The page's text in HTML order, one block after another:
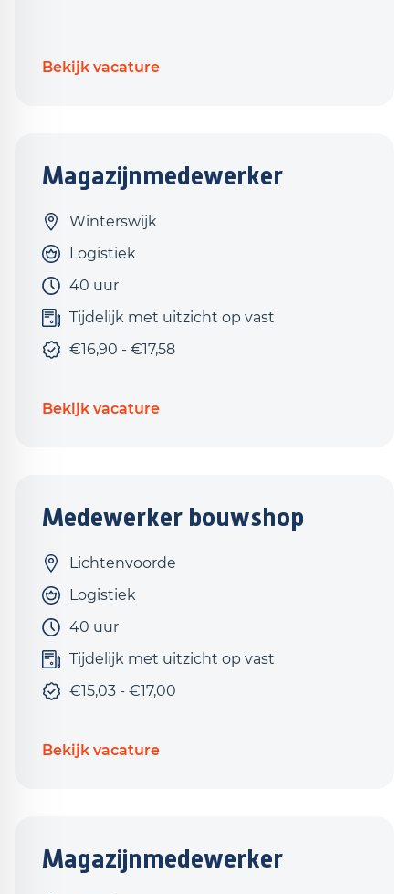
Bekijk vacature
Magazijnmedewerker
Winterswijk
Logistiek
40 uur
Tijdelijk met uitzicht op vast
€16,90 - €17,58
Bekijk vacature
Medewerker bouwshop
Lichtenvoorde
Logistiek
40 uur
Tijdelijk met uitzicht op vast
€15,03 - €17,00
Bekijk vacature
Magazijnmedewerker